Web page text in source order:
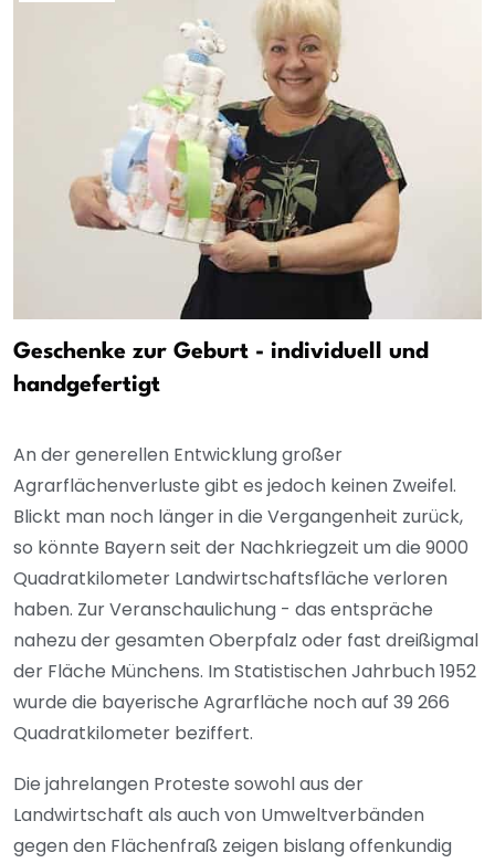
Geschenke zur Geburt - individuell und
handgefertigt
An der generellen Entwicklung großer
Agrarflächenverluste gibt es jedoch keinen Zweifel.
Blickt man noch länger in die Vergangenheit zurück,
so könnte Bayern seit der Nachkriegzeit um die 9000
Quadratkilometer Landwirtschaftsfläche verloren
haben. Zur Veranschaulichung - das entspräche
nahezu der gesamten Oberpfalz oder fast dreißigmal
der Fläche Münchens. Im Statistischen Jahrbuch 1952
wurde die bayerische Agrarfläche noch auf 39 266
Quadratkilometer beziffert.
Die jahrelangen Proteste sowohl aus der
Landwirtschaft als auch von Umweltverbänden
gegen den Flächenfraß zeigen bislang offenkundig